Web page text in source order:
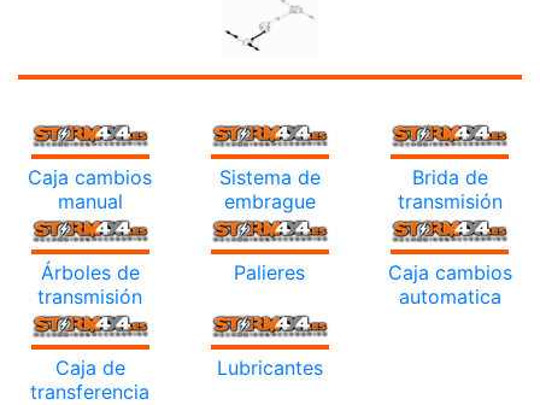
Caja cambios
manual
Sistema de
embrague
Brida de
transmisión
Árboles de
transmisión
Palieres
Caja cambios
automatica
Caja de
transferencia
Lubricantes